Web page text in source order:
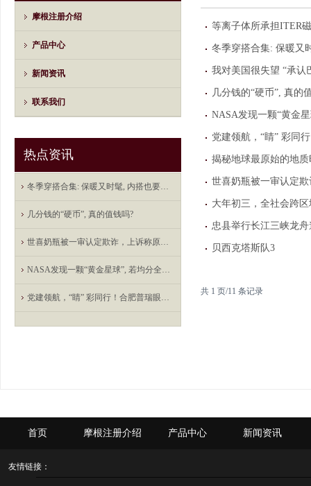
摩根注册介绍
产品中心
新闻资讯
联系我们
热点资讯
冬季穿搭合集: 保暖又时髦, 内搭也要上大分
几分钱的“硬币”, 真的值钱吗?
世喜奶瓶被一审认定欺诈，上诉称原告系专业律师不适用消保法
NASA发现一颗“黄金星球”, 若均分全球每人可得6912亿元
党建领航，“睛” 彩同行！合肥普瑞眼科医院携手共筑铁路安全防线_大皖新闻 | 安徽网
等离子体所承担ITER
冬季穿搭合集: 保暖又
我对美国很失望 “承认
几分钱的“硬币”, 真的
NASA发现一颗“黄金
揭秘地球最原始的地
世喜奶瓶被一审认定
大年初三，全社会跨
忠县举行长江三峡龙
贝西克塔斯队3
共 1 页/11 条记录
首页 摩根注册介绍 产品中心 新闻资讯
友情链接：